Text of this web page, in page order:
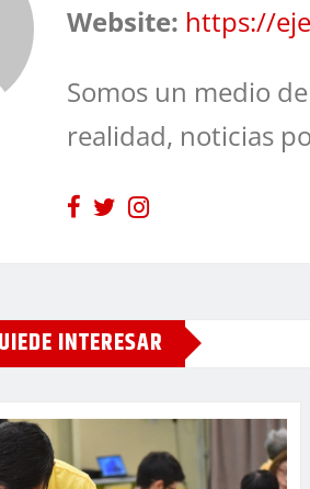
Website: https://
Somos un medio
realidad, noticias
INTERESAR